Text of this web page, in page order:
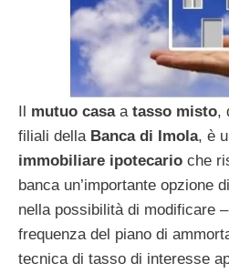
Il mutuo casaatasso misto,
filiali della Banca di Imola, è
immobiliare ipotecario che
banca un’importante opzione
nella possibilità di modificare
frequenza del piano di
tecnica di tasso di interesse